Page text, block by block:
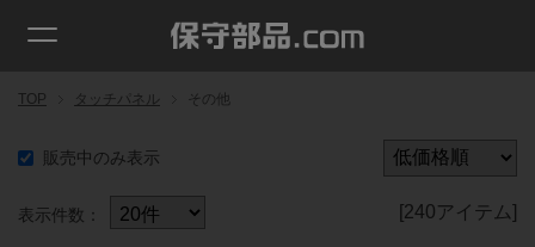
TOP タッチパネル その他
販売中のみ表示
表示件数： [240アイテム]